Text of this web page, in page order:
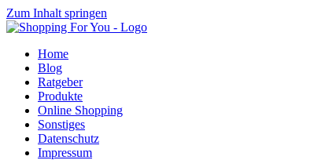
Zum Inhalt springen
Home
Blog
Ratgeber
Produkte
Online Shopping
Sonstiges
Datenschutz
Impressum